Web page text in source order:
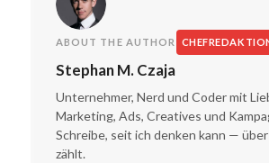
ABOUT THE AUTHOR
Stephan M. Czaja
Unternehmer, Nerd und Coder mit
Marketing, Ads, Creatives und
Schreibe, seit ich denken kann — über
zählt.